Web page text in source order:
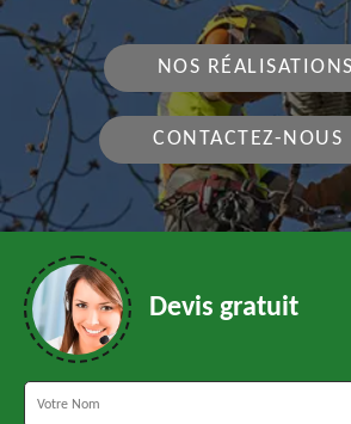
NOS RÉALISATIONS
CONTACTEZ-NOUS
Devis gratuit